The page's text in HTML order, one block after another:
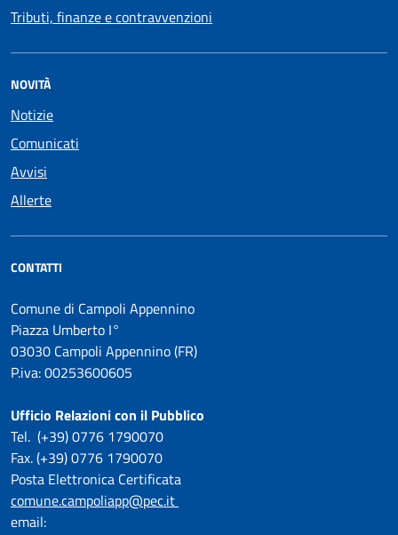
Tributi, finanze e contravvenzioni
NOVITÀ
Notizie
Comunicati
Avvisi
Allerte
CONTATTI
Comune di Campoli Appennino
Piazza Umberto I°
03030 Campoli Appennino (FR)
P.iva: 00253600605
Ufficio Relazioni con il Pubblico
Tel. (+39) 0776 1790070
Fax. (+39) 0776 1790070
Posta Elettronica Certificata
comune.campoliapp@pec.it
email: